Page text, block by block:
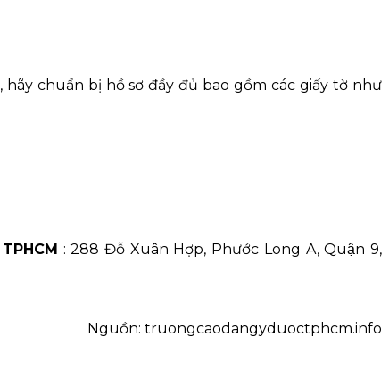
hãy chuẩn bị hồ sơ đầy đủ bao gồm các giấy tờ như
: 288 Đỗ Xuân Hợp, Phước Long A, Quận 9,
Nguồn: truongcaodangyduoctphcm.info